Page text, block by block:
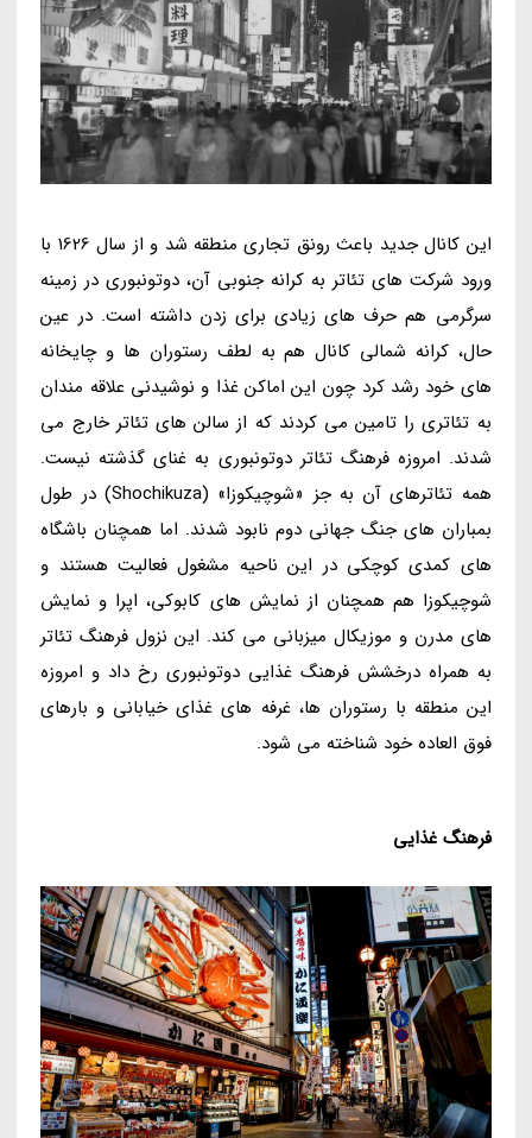
این کانال جدید باعث رونق تجاری منطقه شد و از سال 1626 با
ورود شرکت های تئاتر به کرانه جنوبی آن، دوتونبوری در زمینه
سرگرمی هم حرف های زیادی برای زدن داشته است. در عین
حال، کرانه شمالی کانال هم به لطف رستوران ها و چایخانه
های خود رشد کرد چون این اماکن غذا و نوشیدنی علاقه مندان
به تئاتری را تامین می کردند که از سالن های تئاتر خارج می
شدند. امروزه فرهنگ تئاتر دوتونبوری به غنای گذشته نیست.
همه تئاترهای آن به جز «شوچیکوزا» (Shochikuza) در طول
بمباران های جنگ جهانی دوم نابود شدند. اما همچنان باشگاه
های کمدی کوچکی در این ناحیه مشغول فعالیت هستند و
شوچیکوزا هم همچنان از نمایش های کابوکی، اپرا و نمایش
های مدرن و موزیکال میزبانی می کند. این نزول فرهنگ تئاتر
به همراه درخشش فرهنگ غذایی دوتونبوری رخ داد و امروزه
این منطقه با رستوران ها، غرفه های غذای خیابانی و بارهای
فوق العاده خود شناخته می شود.
فرهنگ غذایی